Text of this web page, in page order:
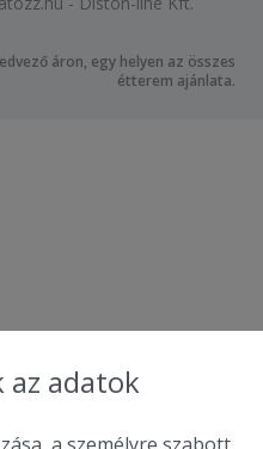
áron, egy helyen az összes
étterem ajánlata.
adatok